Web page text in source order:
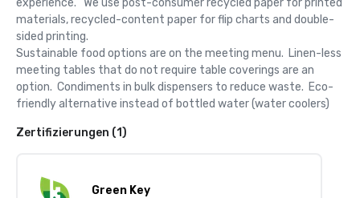
experience.   We use post-consumer recycled paper for printed
materials, recycled-content paper for flip charts and double-
sided printing.
Sustainable food options are on the meeting menu.  Linen-less
meeting tables that do not require table coverings are an
option.  Condiments in bulk dispensers to reduce waste.  Eco-
friendly alternative instead of bottled water (water coolers)
Zertifizierungen (1)
Green Key